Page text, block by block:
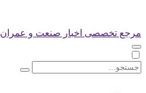
مرجع تخصصی اخبار صنعت و عمران